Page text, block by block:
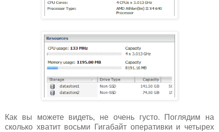
Как вы можете видеть, не очень густо. Поглядим на
сколько хватит восьми Гигабайт оперативки и четырех